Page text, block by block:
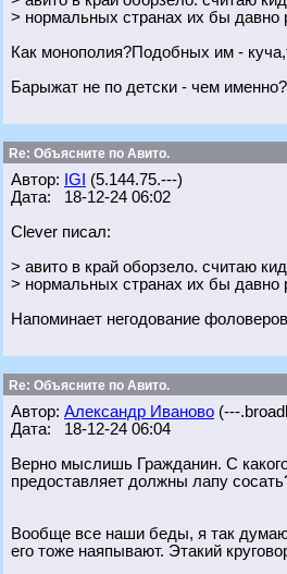
> нормальных странах их бы давно
Как монополия?Подобных им -
Барыжат не по детски - чем именно?
Re: Объясните по Авито.
Автор: IGI
(5.144.75.---)
Дата: 18-12-24 06:02
Clever писал:
> авито в край оборзело. считаю
> нормальных странах их бы давно
Напоминает негодование
Re: Объясните по Авито.
Автор: Александр Иваново (---
Дата: 18-12-24 06:04
Верно мыслишь Гражданин. С
предоставляет должны лапу
Вообще все наши беды, я так
его тоже наяпывают. Этакий